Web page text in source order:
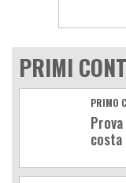
PRIMI
PRIMO
costa